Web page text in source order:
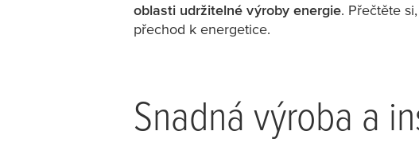
oblasti udržitelné výroby energie. Přečtěte
přechod k energetice.
Snadná výroba a